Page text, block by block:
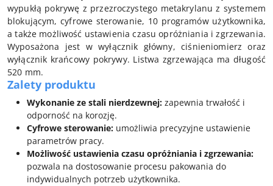
wypukłą pokrywę z przezroczystego metakrylanu z systemem
blokującym, cyfrowe sterowanie, 10 programów użytkownika,
a także możliwość ustawienia czasu opróżniania i zgrzewania.
Wyposażona jest w wyłącznik główny, ciśnieniomierz oraz
wyłącznik krańcowy pokrywy. Listwa zgrzewająca ma długość
520 mm.
Zalety produktu
Wykonanie ze stali nierdzewnej: zapewnia trwałość i
odporność na korozję.
Cyfrowe sterowanie: umożliwia precyzyjne ustawienie
parametrów pracy.
Możliwość ustawienia czasu opróżniania i zgrzewania:
pozwala na dostosowanie procesu pakowania do
indywidualnych potrzeb użytkownika.